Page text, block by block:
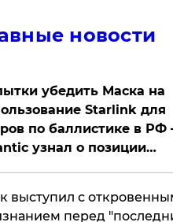
новости
убедить Маска на
Starlink для
по баллистике в РФ
узнал о позиции
выступил с
перед